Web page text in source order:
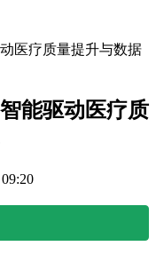
医疗质量提升与数据
能驱动医疗质